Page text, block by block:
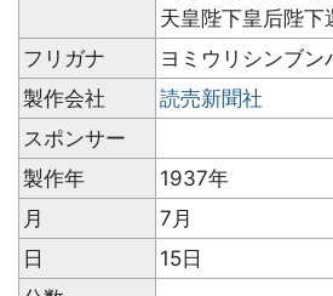
天皇陛下皇后陛下
フリガナ
ヨミウリシンブン
製作会社
読売新聞社
スポンサー
製作年
1937年
月
7月
日
15日